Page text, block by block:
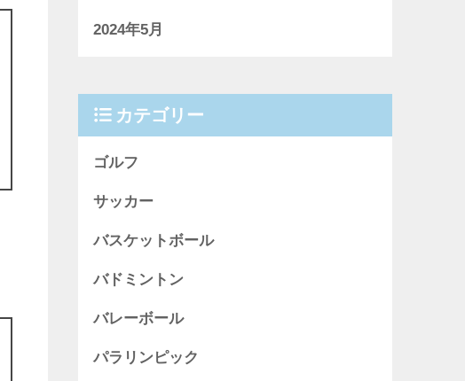
2024年5月
カテゴリー
ゴルフ
サッカー
バスケットボール
バドミントン
バレーボール
パラリンピック